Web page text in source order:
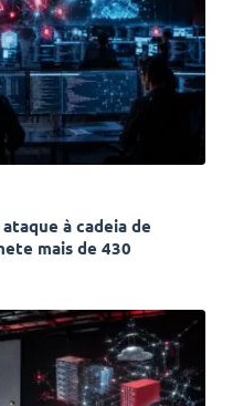
à cadeia de
mais de 430